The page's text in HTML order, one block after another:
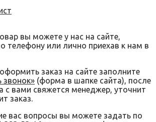
вы можете у нас на сайте,
телефону или лично приехав к нам в
заказ на сайте заполните
звонок» (форма в шапке сайта), после
с вами свяжется менеджер, уточнит
заказ.
вас вопросы вы можете задать по